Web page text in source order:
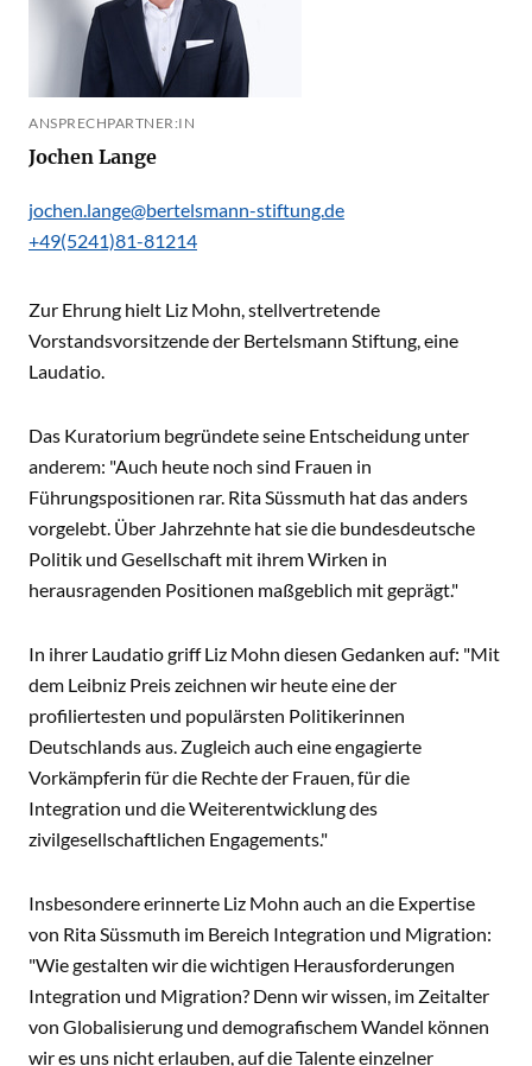
ANSPRECHPARTNER:IN
Jochen Lange
jochen.lange@bertelsmann-stiftung.de
+49(5241)81-81214
Zur Ehrung hielt Liz Mohn, stellvertretende
Vorstandsvorsitzende der Bertelsmann Stiftung, eine
Laudatio.
Das Kuratorium begründete seine Entscheidung unter
anderem: "Auch heute noch sind Frauen in
Führungspositionen rar. Rita Süssmuth hat das anders
vorgelebt. Über Jahrzehnte hat sie die bundesdeutsche
Politik und Gesellschaft mit ihrem Wirken in
herausragenden Positionen maßgeblich mit geprägt."
In ihrer Laudatio griff Liz Mohn diesen Gedanken auf: "Mit
dem Leibniz Preis zeichnen wir heute eine der
profiliertesten und populärsten Politikerinnen
Deutschlands aus. Zugleich auch eine engagierte
Vorkämpferin für die Rechte der Frauen, für die
Integration und die Weiterentwicklung des
zivilgesellschaftlichen Engagements."
Insbesondere erinnerte Liz Mohn auch an die Expertise
von Rita Süssmuth im Bereich Integration und Migration:
"Wie gestalten wir die wichtigen Herausforderungen
Integration und Migration? Denn wir wissen, im Zeitalter
von Globalisierung und demografischem Wandel können
wir es uns nicht erlauben, auf die Talente einzelner